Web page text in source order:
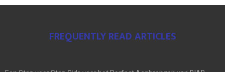
FREQUENTLY READ ARTICLES